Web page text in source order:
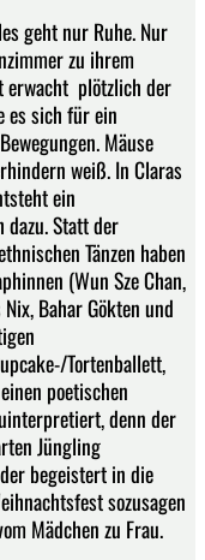
geht nur Ruhe. Nur
zu ihrem
erwacht plötzlich der
es sich für ein
Mäuse
weiß. In Claras
ein
dazu. Statt der
Tänzen haben
(Wun Sze Chan,
Bahar Gökten und
Tortenballett,
poetischen
denn der
Jüngling
begeistert in die
sozusagen
Mädchen zu Frau.